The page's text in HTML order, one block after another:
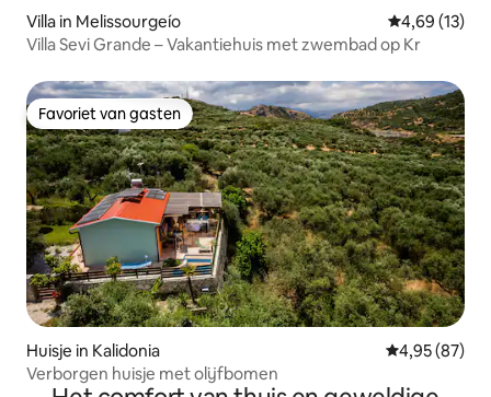
Villa in Melissourgeío Gemiddelde
4,69 (13)
Villa Sevi Grande – Vakantiehuis met zwembad op Kr
Favoriet van gasten
Favoriet van gasten
Huisje in Kalidonia Gemiddelde
4,95 (87)
Verborgen huisje met olijfbomen